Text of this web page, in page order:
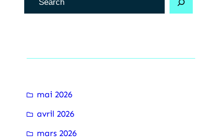
e
e
h
e
mai 2026
avril 2026
mars 2026